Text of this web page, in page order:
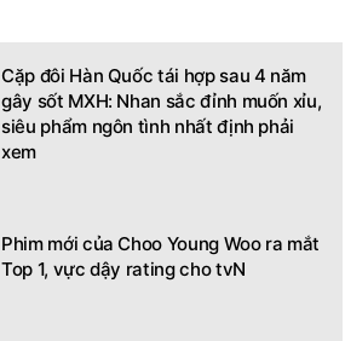
Cặp đôi Hàn Quốc tái hợp sau 4 năm
gây sốt MXH: Nhan sắc đỉnh muốn xỉu,
siêu phẩm ngôn tình nhất định phải
xem
Phim mới của Choo Young Woo ra mắt
Top 1, vực dậy rating cho tvN